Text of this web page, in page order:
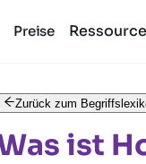
Preise
Zurück zum
ist